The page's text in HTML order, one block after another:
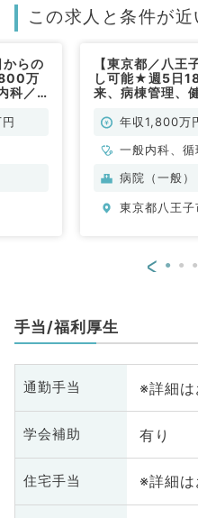
この求人と条件が近
らの
万
科／
【東京都／八王
し可能★週5日
来、病棟管理、
年収1,800万
一般内科、循
科、消化器内
病院（一般）
東京都八王子
<
手当/福利厚生
通勤手当 ※詳細
学会補助 有り
住宅手当 ※詳細